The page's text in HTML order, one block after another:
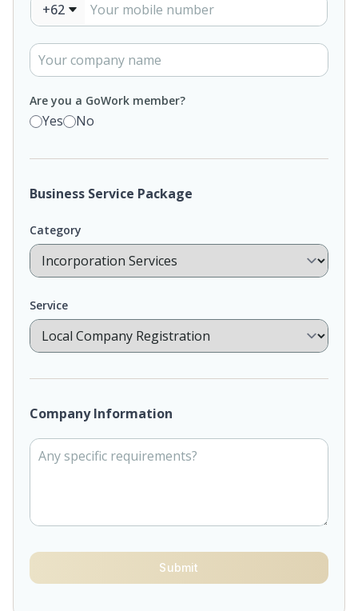
+62
Are you a GoWork member?
Yes No
Business Service Package
Category
Service
Company Information
Submit